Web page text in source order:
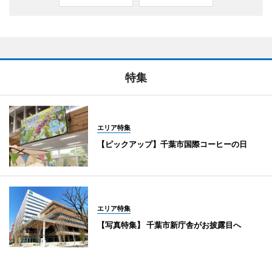
特集
エリア特集
【ピックアップ】千葉市国際コーヒーの日
エリア特集
【写真特集】 千葉市新庁舎がお披露目へ